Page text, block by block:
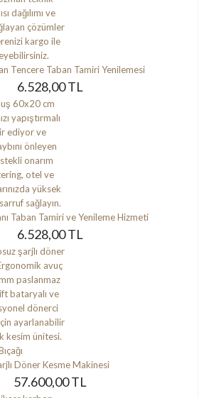
Tencere Taban Tamiri Yenilemesi
6.528,00 TL
Taban Tamiri ve Yenileme Hizmeti
6.528,00 TL
Döner Kesme Makinesi
57.600,00 TL